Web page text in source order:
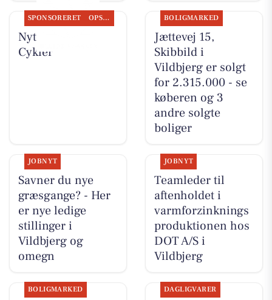
SPONSORERET OPSLAGSTAVLEN
Nyt fra Per P.
Cykler
BOLIGMARKED
Jættevej 15,
Skibbild i
Vildbjerg er solgt
for 2.315.000 - se
køberen og 3
andre solgte
boliger
JOBNYT
Savner du nye
græsgange? - Her
er nye ledige
stillinger i
Vildbjerg og
omegn
JOBNYT
Teamleder til
aftenholdet i
varmforzinknings
produktionen hos
DOT A/S i
Vildbjerg
BOLIGMARKED DAGLIGVARER